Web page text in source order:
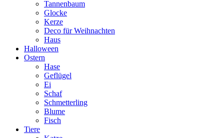
Tannenbaum
Glocke
Kerze
Deco für Weihnachten
Haus
Halloween
Ostern
Hase
Geflügel
Ei
Schaf
Schmetterling
Blume
Fisch
Tiere